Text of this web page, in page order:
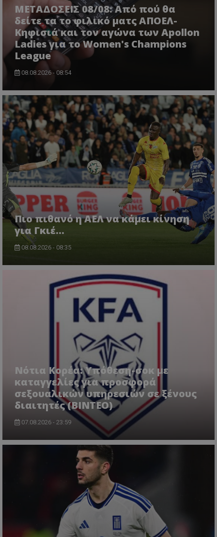
ΜΕΤΑΔΟΣΕΙΣ 08/08: Από πού θα
δείτε τα το φιλικό ματς ΑΠΟΕΛ-
Κηφισιά και τον αγώνα των Apollon
Ladies για το Women's Champions
League
08.08.2026 - 08:54
Πιο πιθανό η ΑΕΛ να κάμει κίνηση
για Γκιέ…
08.08.2026 - 08:35
Νότια Κορέα: Υπόθεση-σοκ με
καταγγελίες για προσφορά
σεξουαλικών υπηρεσιών σε ξένους
διαιτητές (BINTEO)
07.08.2026 - 23:59